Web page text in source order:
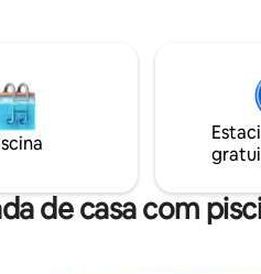
para você, que consiste na casa
e um apartamento anexo com
banheiro, sala de estar e quarto.
uma política rigorosa de
de casa com